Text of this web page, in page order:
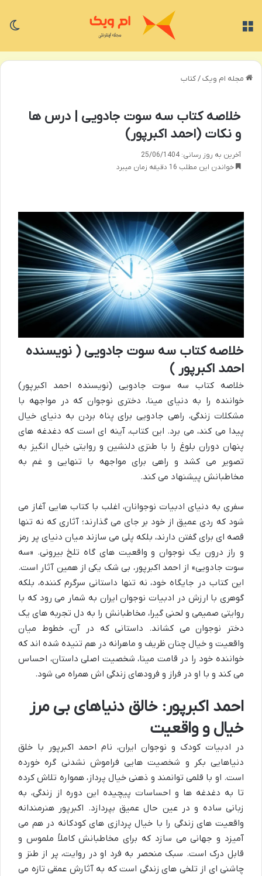
مجله ام ویک/کتاب
خلاصه کتاب سه سوت جادویی | درس ها
و نکات (احمد اکبرپور)
آخرین به روز رسانی: 25/06/1404
خواندن این مطلب 16 دقیقه زمان میبرد
خلاصه کتاب سه سوت جادویی ( نویسنده
احمد اکبرپور )
خلاصه کتاب سه سوت جادویی (نویسنده احمد اکبرپور)
خواننده را به دنیای مینا، دختری نوجوان که در مواجهه با
مشکلات زندگی، راهی جادویی برای پناه بردن به دنیای خیال
پیدا می کند، می برد. این کتاب، آینه ای است که دغدغه های
پنهان دوران بلوغ را با طنزی دلنشین و روایتی خیال انگیز به
تصویر می کشد و راهی برای مواجهه با تنهایی و غم به
مخاطبانش پیشنهاد می کند.
سفری به دنیای ادبیات نوجوانان، اغلب با کتاب هایی آغاز می
شود که ردی عمیق از خود بر جای می گذارند؛ آثاری که نه تنها
قصه ای برای گفتن دارند، بلکه پلی می سازند میان دنیای پر رمز
و راز درون یک نوجوان و واقعیت های گاه تلخ بیرونی. «سه
سوت جادویی» از احمد اکبرپور، بی شک یکی از همین آثار است.
این کتاب در جایگاه خود، نه تنها داستانی سرگرم کننده، بلکه
گوهری با ارزش در ادبیات نوجوان ایران به شمار می رود که با
روایتی صمیمی و لحنی گیرا، مخاطبانش را به دل تجربه های یک
دختر نوجوان می کشاند. داستانی که در آن، خطوط میان
واقعیت و خیال چنان ظریف و ماهرانه در هم تنیده شده اند که
خواننده خود را در قامت مینا، شخصیت اصلی داستان، احساس
می کند و با او در فراز و فرودهای زندگی اش همراه می شود.
احمد اکبرپور: خالق دنیاهای بی مرز
خیال و واقعیت
در ادبیات کودک و نوجوان ایران، نام احمد اکبرپور با خلق
دنیاهایی بکر و شخصیت هایی فراموش نشدنی گره خورده
است. او با قلمی توانمند و ذهنی خیال پرداز، همواره تلاش کرده
تا به دغدغه ها و احساسات پیچیده این دوره از زندگی، به
زبانی ساده و در عین حال عمیق بپردازد. اکبرپور هنرمندانه
واقعیت های زندگی را با خیال پردازی های کودکانه در هم می
آمیزد و جهانی می سازد که برای مخاطبانش کاملاً ملموس و
قابل درک است. سبک منحصر به فرد او در روایت، پر از طنز و
چاشنی ای از تلخی های زندگی است که به آثارش عمقی تازه می